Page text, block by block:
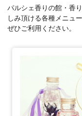
パルシェ香りの館・香
しみ頂ける各種メニュ
ぜひご利用ください。